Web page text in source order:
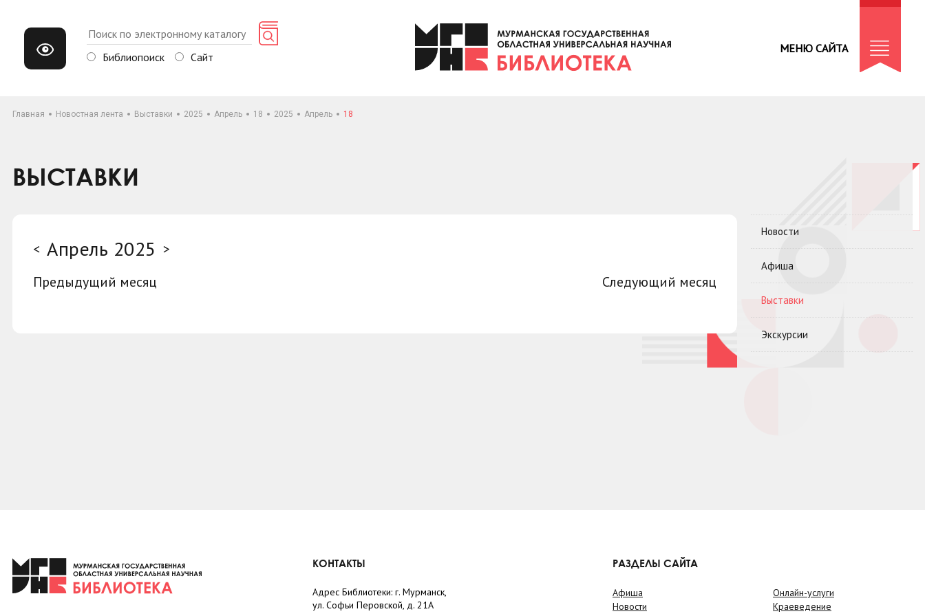
Библиопоиск Сайт
МЕНЮ САЙТА
Главная Новостная лента Выставки 2025 Апрель 18 2025 Апрель 18
ВЫСТАВКИ
< Апрель 2025 >
Предыдущий месяц
Следующий месяц
Новости
Афиша
Выставки
Экскурсии
КОНТАКТЫ
Адрес Библиотеки: г. Мурманск,
ул. Софьи Перовской, д. 21А
РАЗДЕЛЫ САЙТА
Афиша
Новости
Онлайн-услуги
Краеведение